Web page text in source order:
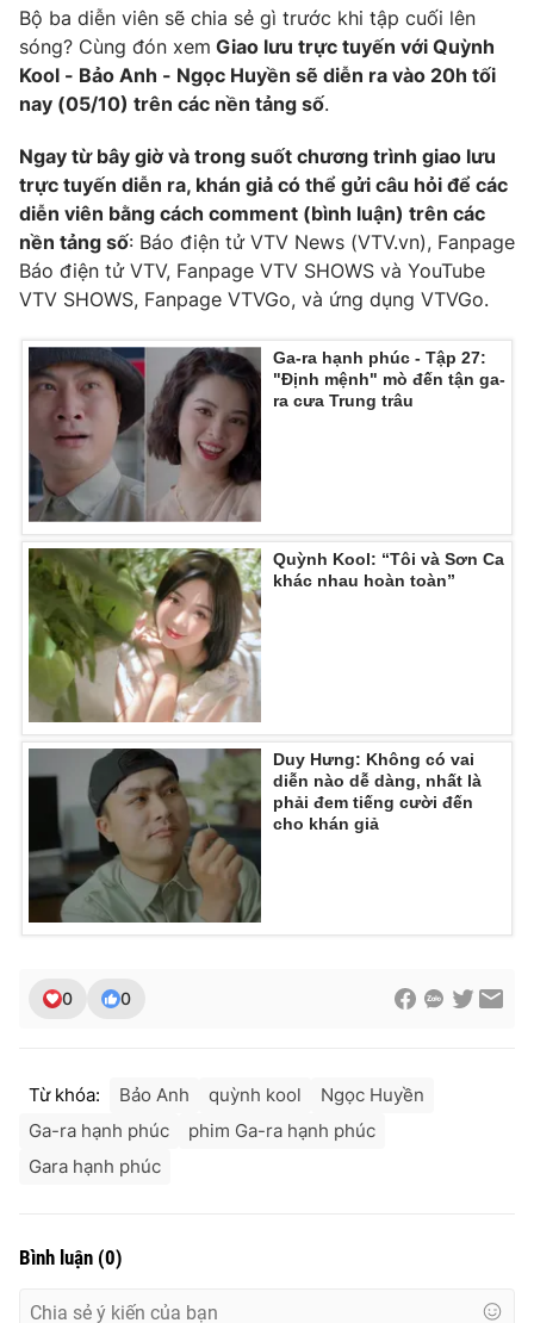
Ðiện thoại Thời báo VTV:024.66 897 897
Email:toasoan@vtv.vn
Liên hệ quảng cáo: 024-7300.7108
® Cấm sao chép dưới mọi hình thức nếu không có sự chấp
thuận bằng văn bản. Ghi rõ nguồn VTV.vn khi phát hành lại
thông tin từ website này.
Bộ ba diễn viên sẽ chia sẻ gì trước khi tập cuối lên
sóng? Cùng đón xem Giao lưu trực tuyến với Quỳnh
Kool - Bảo Anh - Ngọc Huyền sẽ diễn ra vào 20h tối
nay (05/10) trên các nền tảng số.
Ngay từ bây giờ và trong suốt chương trình giao lưu
trực tuyến diễn ra, khán giả có thể gửi câu hỏi để các
diễn viên bằng cách comment (bình luận) trên các
nền tảng số: Báo điện tử VTV News (VTV.vn), Fanpage
Báo điện tử VTV, Fanpage VTV SHOWS và YouTube
VTV SHOWS, Fanpage VTVGo, và ứng dụng VTVGo.
Ga-ra hạnh phúc - Tập 27:
"Định mệnh" mò đến tận ga-
ra cưa Trung trâu
Quỳnh Kool: “Tôi và Sơn Ca
khác nhau hoàn toàn”
Duy Hưng: Không có vai
diễn nào dễ dàng, nhất là
phải đem tiếng cười đến
cho khán giả
0 0
Từ khóa: Bảo Anh quỳnh kool
Ngọc Huyền
Ga-ra hạnh phúc
phim Ga-ra hạnh phúc
Gara hạnh phúc
Bình luận (0)